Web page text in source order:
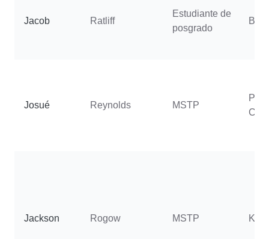
Jacob Ratliff
Estudiante de
posgrado
Josué Reynolds MSTP
Jackson Rogow MSTP